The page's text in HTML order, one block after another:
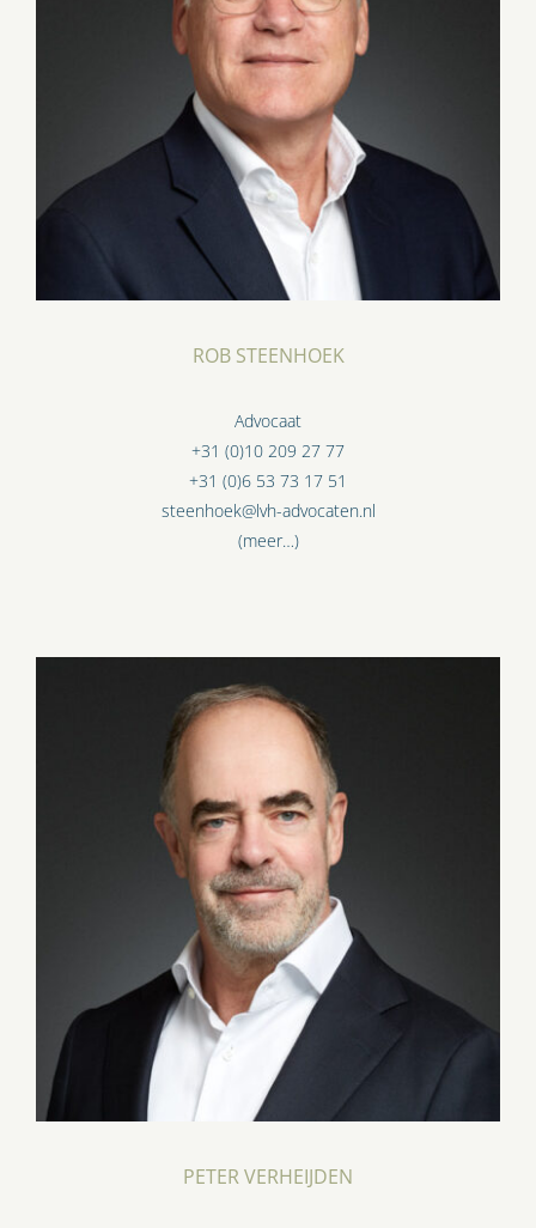
ROB STEENHOEK
Advocaat
+31 (0)10 209 27 77
+31 (0)6 53 73 17 51
steenhoek@lvh-advocaten.nl
(meer…)
PETER VERHEIJDEN